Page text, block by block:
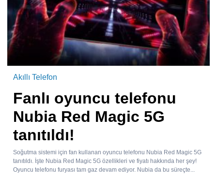
Akıllı Telefon
Fanlı oyuncu telefonu
Nubia Red Magic 5G
tanıtıldı!
Soğutma sistemi için fan kullanan oyuncu telefonu Nubia Red Magic 5G
tanıtıldı. İşte Nubia Red Magic 5G özellikleri ve fiyatı hakkında her şey!
Oyuncu telefonu furyası tam gaz devam ediyor. Nubia da bu süreçte...